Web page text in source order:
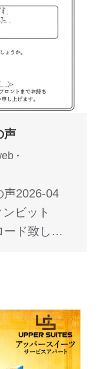
声
声2026-04
ビット
ード致し…